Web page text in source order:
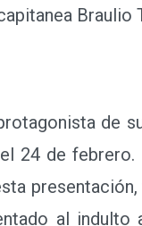
Braulio
de
24 de
presentación,
al indulto